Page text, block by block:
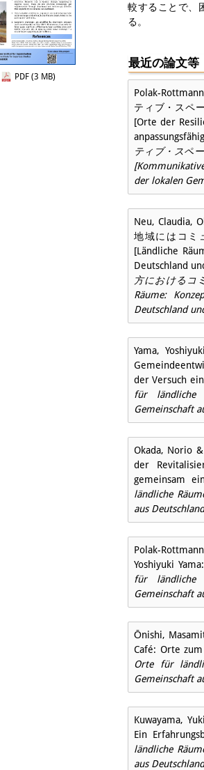
PDF (3 MB)
較することで、
る。
最近の論文等
Polak-
ティブ・スペ
[Orte der
ティブ・スペ
der lokalen
Neu, Claudia,
地域にはコミ
[Ländliche
Deutschland
方におけるコ
Räume:
Deutschland
Yama,
der Versuch
für ländliche
Gemeinschaft
Okada, Norio
der
gemeinsam
ländliche
aus
Polak-
Yoshiyuki
für ländliche
Gemeinschaft
Ōnishi,
Café: Orte
Orte für
Gemeinschaft
Kuwayama,
Ein
ländliche
aus